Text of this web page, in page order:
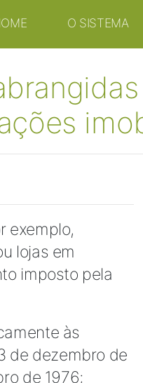
O SISTEMA
exemplo,
lojas em
imposto pela
às
de dezembro de
de 1976;